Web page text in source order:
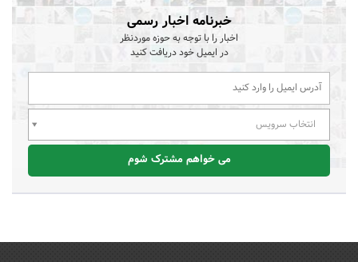
خبرنامه اخبار رسمی
اخبار را با توجه به حوزه موردنظر
در ایمیل خود دریافت کنید
انتخاب سرویس
می خواهم مشترک شوم